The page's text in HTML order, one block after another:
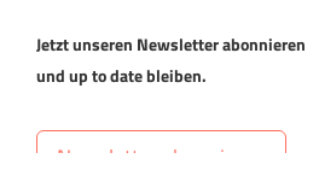
Jetzt unseren Newsletter abonnieren
und up to date bleiben.
Newsletter abonnieren